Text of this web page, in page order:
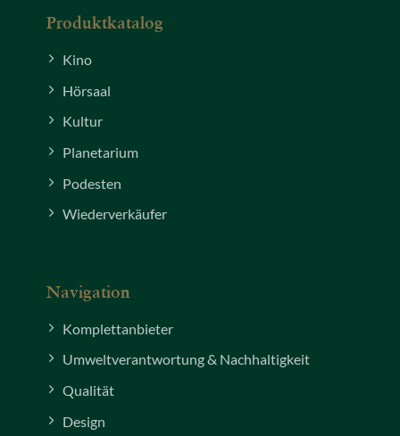
Produktkatalog
Kino
Hörsaal
Kultur
Planetarium
Podesten
Wiederverkäufer
Navigation
Komplettanbieter
Umweltverantwortung & Nachhaltigkeit
Qualität
Design